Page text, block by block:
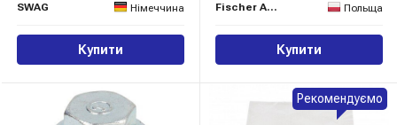
SWAG
Німеччина
Купити
Fischer Automotive One (FA1)
Польща
Купити
Рекомендуємо